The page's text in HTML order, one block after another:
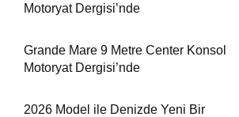
Motoryat Dergisi’nde
Grande Mare 9 Metre Center Konsol
Motoryat Dergisi’nde
2026 Model ile Denizde Yeni Bir